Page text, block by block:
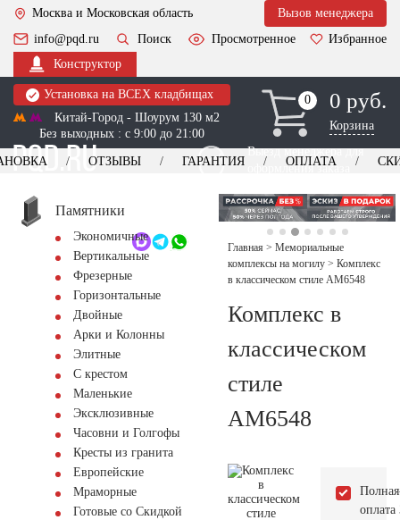
Москва и Московская область
Вызов менеджера
info@pqd.ru
Поиск Просмотренное
Избранное
Конструктор
Установка на ВСЕХ кладбищах
Китай-Город - Шоурум 130 м2
Без выходных : с 9:00 до 21:00
0
0 0 руб.
Корзина
Выезд менеджера для
оформления заказа
+7 (495) 518-44-23
Обратный звонок
ОТЗЫВЫ ГАРАНТИЯ ОПЛАТА
Памятники
Экономичные
Вертикальные
Фрезерные
Горизонтальные
Двойные
Арки и Колонны
Элитные
С крестом
Маленькие
Эксклюзивные
Часовни и Голгофы
Кресты из гранита
Европейские
Мраморные
Готовые со Скидкой
Главная > Мемориальные
комплексы на могилу > Комплекс
в классическом стиле AM6548
Комплекс в
классическом
стиле
AM6548
Полная
оплата